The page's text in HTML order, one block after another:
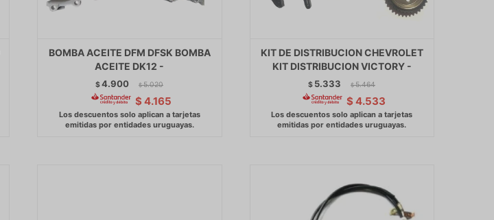
BOMBA ACEITE DFM DFSK BOMBA
ACEITE DK12 -
$4.900 $ 5.020
$ 4.165
KIT DE DISTRIBUCION CHEVROLET
KIT DISTRIBUCION VICTORY -
$ 5.333 $ 5.464
$ 4.533